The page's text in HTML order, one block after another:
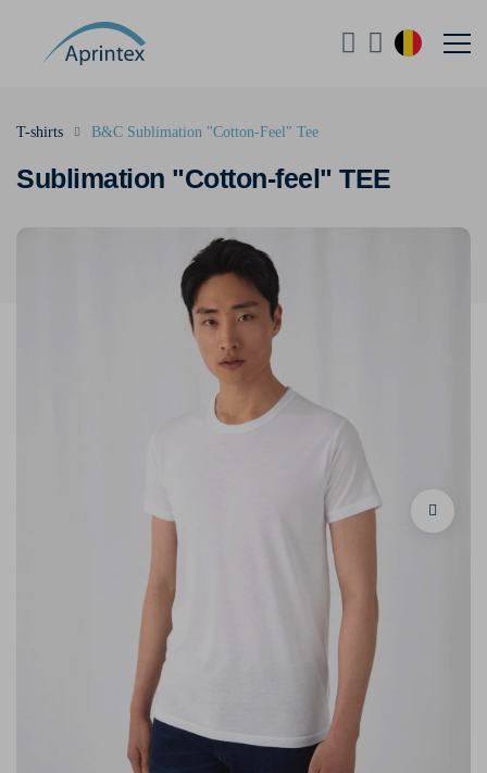
Sublimation "Cotton-feel" TEE
T-shirts B&C Sublimation "Cotton-Feel" Tee